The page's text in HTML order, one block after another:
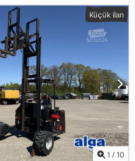
ve ön satışlar saklıdır.
Küçük ilan
1 / 10